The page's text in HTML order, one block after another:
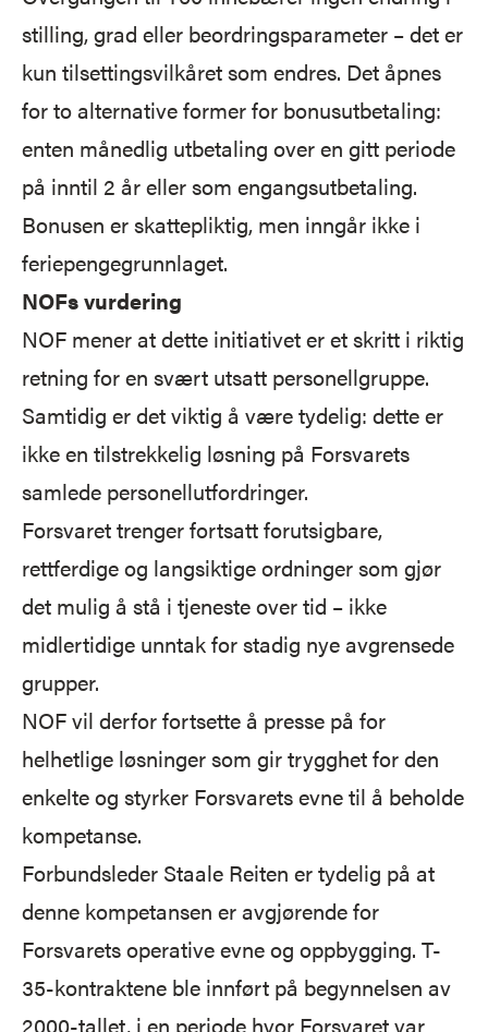
stilling, grad eller beordringsparameter – det er
kun tilsettingsvilkåret som endres. Det åpnes
for to alternative former for bonusutbetaling:
enten månedlig utbetaling over en gitt periode
på inntil 2 år eller som engangsutbetaling.
Bonusen er skattepliktig, men inngår ikke i
feriepengegrunnlaget.
NOFs vurdering
NOF mener at dette initiativet er et skritt i riktig
retning for en svært utsatt personellgruppe.
Samtidig er det viktig å være tydelig: dette er
ikke en tilstrekkelig løsning på Forsvarets
samlede personellutfordringer.
Forsvaret trenger fortsatt forutsigbare,
rettferdige og langsiktige ordninger som gjør
det mulig å stå i tjeneste over tid – ikke
midlertidige unntak for stadig nye avgrensede
grupper.
NOF vil derfor fortsette å presse på for
helhetlige løsninger som gir trygghet for den
enkelte og styrker Forsvarets evne til å beholde
kompetanse.
Forbundsleder Staale Reiten er tydelig på at
denne kompetansen er avgjørende for
Forsvarets operative evne og oppbygging. T-
35-kontraktene ble innført på begynnelsen av
2000-tallet, i en periode hvor Forsvaret var